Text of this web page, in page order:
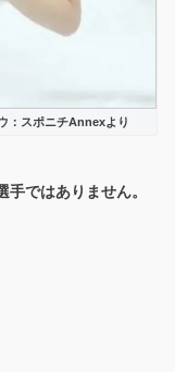
：スポニチAnnexより
ではありません。